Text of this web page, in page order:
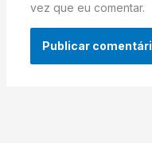
vez que eu comentar.